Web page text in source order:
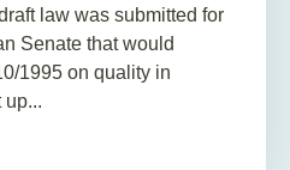
law was submitted for
Senate that would
1995 on quality in
up...